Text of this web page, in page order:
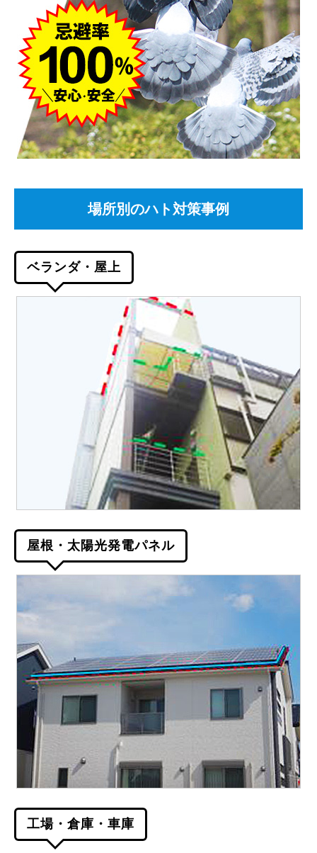
場所別のハト対策事例
ベランダ・屋上
屋根・太陽光発電パネル
工場・倉庫・車庫